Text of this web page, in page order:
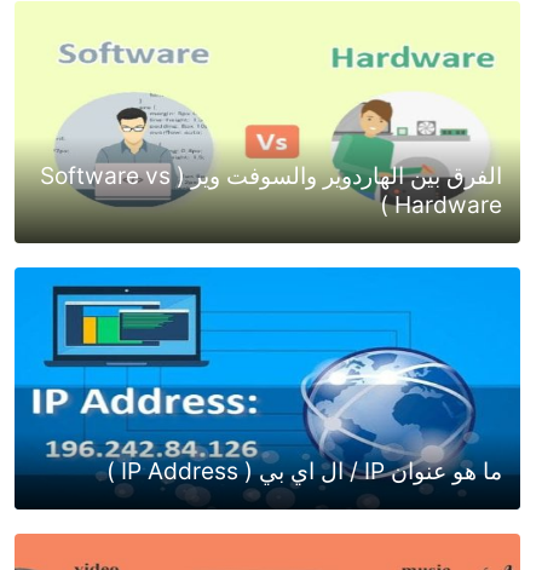
الفرق بين الهاردوير والسوفت وير ( Software vs
Hardware )
ما هو عنوان IP / ال اي بي ( IP Address )